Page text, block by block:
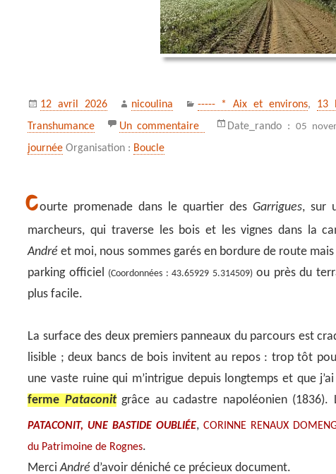
Publié
le
12 avril 2026 Auteur
nicoulina Catégories
----- * Aix et environs, 13
Transhumance
Un commentaire
sur Sentier botanique de
Date_rando :05
journée Organisation : Boucle
Courte promenade dans le quartier desGarrigues, sur
marcheurs, qui traverse les bois et les vignes dans la
André et moi, nous sommes garés en bordure de route
parking officiel
(Coordonnées : 43.65929 5.314509)ou près du
plus facile.
La surface des deux premiers panneaux du parcours est
lisible ; deux bancs de bois invitent au repos : trop tôt
une vaste ruine qui m’intrigue depuis longtemps et que
ferme Pataconitgrâce au cadastre napoléonien (1836).
PATACONIT, UNE BASTIDE OUBLIÉE,CORINNE RENAUX
du Patrimoine de Rognes.
MerciAndré d’avoir déniché ce précieux document.